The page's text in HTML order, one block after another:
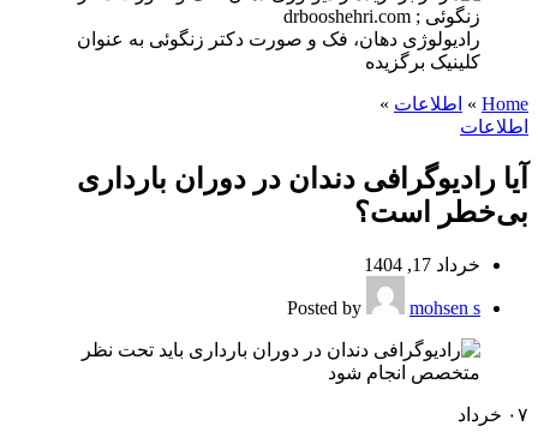
رادیولوژی دهان، فک و صورت دکتر زنگوئی به عنوان
کلینیک برگزیده
Home
» اطلاعات »
اطلاعات
آیا رادیوگرافی دندان در دوران بارداری
بی‌خطر است؟
خرداد 17, 1404
Posted by mohsen s
۰۷ خرداد